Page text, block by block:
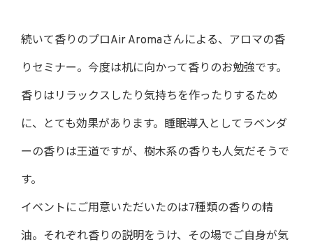
続いて香りのプロAir Aromaさんによる、アロマの香
りセミナー。今度は机に向かって香りのお勉強です。
香りはリラックスしたり気持ちを作ったりするため
に、とても効果があります。睡眠導入としてラベンダ
ーの香りは王道ですが、樹木系の香りも人気だそうで
す。
イベントにご用意いただいたのは7種類の香りの精
油。それぞれ香りの説明をうけ、その場でご自身が気